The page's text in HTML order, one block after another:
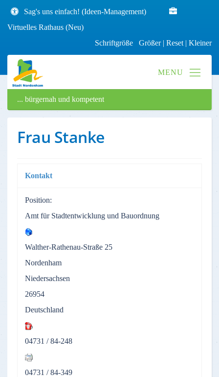
Sag's uns einfach! (Ideen-Management)
Virtuelles Rathaus (Neu)
Schriftgröße Größer| Reset | Kleiner
... bürgernah und kompetent
Frau Stanke
Kontakt
Position:
Amt für Stadtentwicklung und Bauordnung
Walther-Rathenau-Straße 25
Nordenham
Niedersachsen
26954
Deutschland
04731 / 84-248
04731 / 84-349